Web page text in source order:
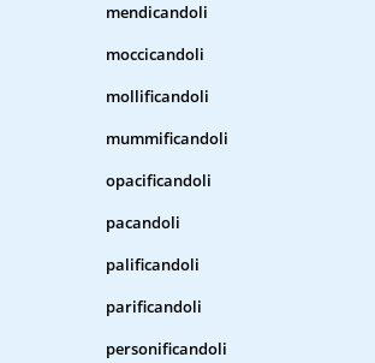
mendicandoli
moccicandoli
mollificandoli
mummificandoli
opacificandoli
pacandoli
palificandoli
parificandoli
personificandoli